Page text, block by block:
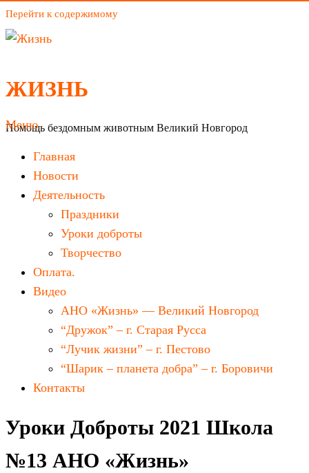
Перейти к содержимому
ЖИЗНЬ
Помощь бездомным животным Великий Новгород
Меню
Главная
Новости
Деятельность
Праздники
Уроки доброты
Творчество
Оплата.
Видео
АНО «Жизнь» — Великий Новгород
“Дружок” – г. Старая Русса
“Лучик жизни” – г. Пестово
“Шарик – планета добра” – г. Боровичи
Контакты
Уроки Доброты 2021 Школа
№13 АНО «Жизнь»